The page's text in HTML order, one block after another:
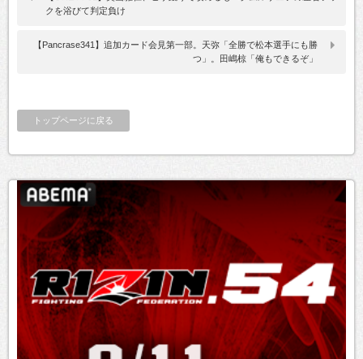
クを浴びて判定負け
【Pancrase341】追加カード会見第一部。天弥「全勝で松本選手にも勝
つ」。田嶋椋「俺もできるぞ」
トップページに戻る